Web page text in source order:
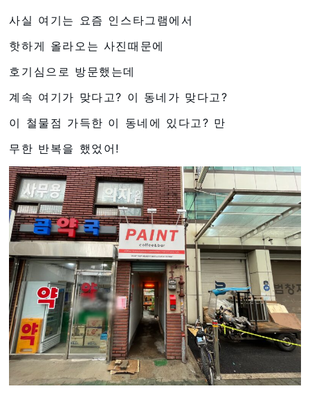
사실 여기는 요즘 인스타그램에서
핫하게 올라오는 사진때문에
호기심으로 방문했는데
계속 여기가 맞다고? 이 동네가 맞다고?
이 철물점 가득한 이 동네에 있다고? 만
무한 반복을 했었어!